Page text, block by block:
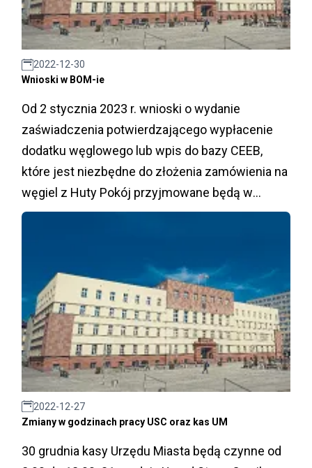
2022-12-30
Wnioski w BOM-ie
Od 2 stycznia 2023 r. wnioski o wydanie
zaświadczenia potwierdzającego wypłacenie
dodatku węglowego lub wpis do bazy CEEB,
które jest niezbędne do złożenia zamówienia na
węgiel z Huty Pokój przyjmowane będą w
Biurze Obsługi Mieszkańców Urzędu Miasta.
2022-12-27
Zmiany w godzinach pracy USC oraz kas UM
30 grudnia kasy Urzędu Miasta będą czynne od